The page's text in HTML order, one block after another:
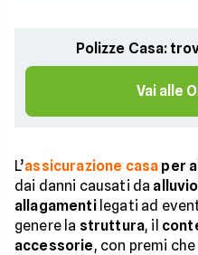
Polizze Casa:
Vai alle
L’assicurazione casa per
dai danni causati da
allagamentilegati ad
genere la struttura, il
accessorie, con premi